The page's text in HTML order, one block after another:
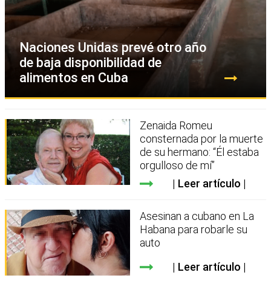
Naciones Unidas prevé otro año
de baja disponibilidad de
alimentos en Cuba
Zenaida Romeu
consternada por la muerte
de su hermano: “Él estaba
orgulloso de mí”
Leer artículo
Asesinan a cubano en La
Habana para robarle su
auto
Leer artículo